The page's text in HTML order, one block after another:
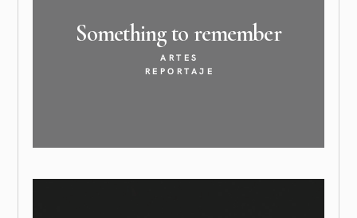
Something to remember
ARTES
REPORTAJE